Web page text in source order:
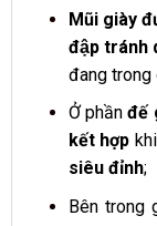
Mũi giày
đập tránh
đang trong
Ở phầnđế
kết hợp
siêu đỉnh;
Bên trong